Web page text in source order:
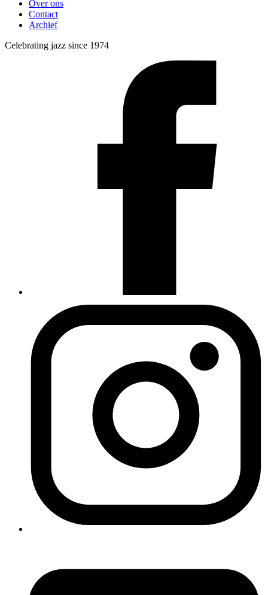
Over ons
Contact
Archief
Celebrating jazz since 1974